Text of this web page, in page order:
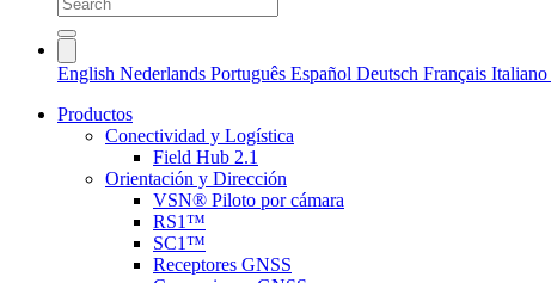
English Nederlands Português Español Deutsch Français Italiano
Productos
Conectividad y Logística
Field Hub 2.1
Orientación y Dirección
VSN® Piloto por cámara
RS1™
SC1™
Receptores GNSS